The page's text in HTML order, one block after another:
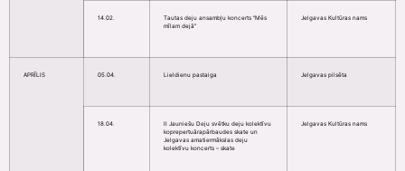
14.02.
Tautas deju ansambļu koncerts “Mēs
mīlam dejā”
Jelgavas Kultūras nams
APRĪLIS 05.04. Lieldienu pastaiga Jelgavas pilsēta
18.04.
II Jauniešu Deju svētku deju kolektīvu
koprepertuārapārbaudes skate un
Jelgavas amatiermākslas deju
kolektīvu koncerts – skate
Jelgavas Kultūras nams